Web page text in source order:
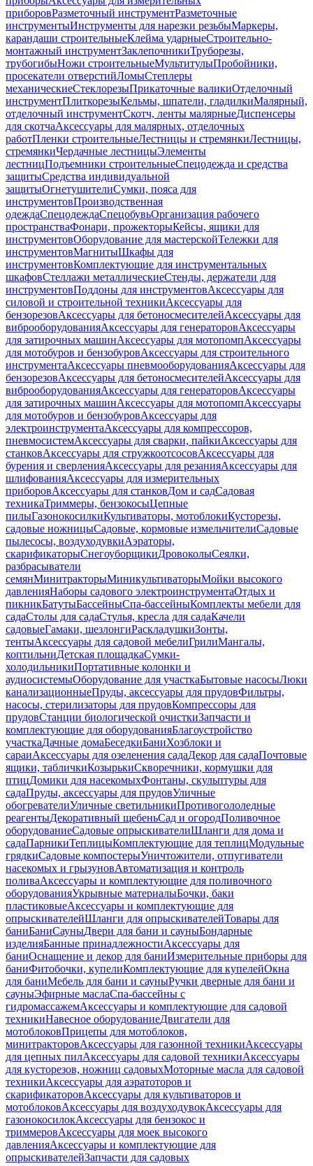
приборовРазметочный инструментРазметочные
инструментыИнструменты для нарезки резьбыМаркеры,
карандаши строительныеКлейма ударныеСтроительно-
монтажный инструментЗаклепочникиТруборезы,
трубогибыНожи строительныеМультитулыПробойники,
просекатели отверстийЛомыСтеплеры
механическиеСтеклорезыПрикаточные валикиОтделочный
инструментПлиткорезыКельмы, шпатели, гладилкиМалярный,
отделочный инструментСкотч, ленты малярныеДиспенсеры
для скотчаАксессуары для малярных, отделочных
работПленки строительныеЛестницы и стремянкиЛестницы,
стремянкиЧердачные лестницыЭлементы
лестницПодъемники строительныеСпецодежда и средства
защитыСредства индивидуальной
защитыОгнетушителиСумки, пояса для
инструментовПроизводственная
одеждаСпецодеждаСпецобувьОрганизация рабочего
пространстваФонари, прожекторыКейсы, ящики для
инструментовОборудование для мастерскойТележки для
инструментовМагнитыШкафы для
инструментовКомплектующие для инструментальных
шкафовСтеллажи металлическиеСтенды, держатели для
инструментовПоддоны для инструментовАксессуары для
силовой и строительной техникиАксессуары для
бензорезовАксессуары для бетоносмесителейАксессуары для
виброоборудованияАксессуары для генераторовАксессуары
для затирочных машинАксессуары для мотопомпАксессуары
для мотобуров и бензобуровАксессуары для строительного
инструментаАксессуары пневмооборудованияАксессуары для
бензорезовАксессуары для бетоносмесителейАксессуары для
виброоборудованияАксессуары для генераторовАксессуары
для затирочных машинАксессуары для мотопомпАксессуары
для мотобуров и бензобуровАксессуары для
электроинструментаАксессуары для компрессоров,
пневмосистемАксессуары для сварки, пайкиАксессуары для
станковАксессуары для стружкоотсосовАксессуары для
бурения и сверленияАксессуары для резанияАксессуары для
шлифованияАксессуары для измерительных
приборовАксессуары для станковДом и садСадовая
техникаТриммеры, бензокосыЦепные
пилыГазонокосилкиКультиваторы, мотоблокиКусторезы,
садовые ножницыСадовые, кормовые измельчителиСадовые
пылесосы, воздуходувкиАэраторы,
скарификаторыСнегоуборщикиДровоколыСеялки,
разбрасыватели
семянМинитракторыМиникультиваторыМойки высокого
давленияНаборы садового электроинструментаОтдых и
пикникБатутыБассейныСпа-бассейныКомплекты мебели для
садаСтолы для садаСтулья, кресла для садаКачели
садовыеГамаки, шезлонгиРаскладушкиЗонты,
тентыАксессуары для садовой мебелиГрилиМангалы,
коптильниДетская площадкаСумки-
холодильникиПортативные колонки и
аудиосистемыОборудование для участкаБытовые насосыЛюки
канализационныеПруды, аксессуары для прудовФильтры,
насосы, стерилизаторы для прудовКомпрессоры для
прудовСтанции биологической очисткиЗапчасти и
комплектующие для оборудованияБлагоустройство
участкаДачные домаБеседкиБаниХозблоки и
сараиАксессуары для озеленения садаДекор для садаПочтовые
ящики, табличкиКозырькиСкворечники, кормушки для
птицДомики для насекомыхФонтаны, скульптуры для
садаПруды, аксессуары для прудовУличные
обогревателиУличные светильникиПротивогололедные
реагентыДекоративный щебеньСад и огородПоливочное
оборудованиеСадовые опрыскивателиШланги для дома и
садаПарникиТеплицыКомплектующие для теплицМодульные
грядкиСадовые компостерыУничтожители, отпугиватели
насекомых и грызуновАвтоматизация и контроль
поливаАксессуары и комплектующие для поливочного
оборудованияУкрывные материалыБочки, баки
пластиковыеАксессуары и комплектующие для
опрыскивателейШланги для опрыскивателейТовары для
баниБаниСауныДвери для бани и сауныБондарные
изделияБанные принадлежностиАксессуары для
баниОснащение и декор для баниИзмерительные приборы для
баниФитобочки, купелиКомплектующие для купелейОкна
для баниМебель для бани и сауныРучки дверные для бани и
сауныЭфирные маслаСпа-бассейны с
гидромассажемАксессуары и комплектующие для садовой
техникиНавесное оборудованиеДвигатели для
мотоблоковПрицепы для мотоблоков,
минитракторовАксессуары для газонной техникиАксессуары
для цепных пилАксессуары для садовой техникиАксессуары
для кусторезов, ножниц садовыхМоторные масла для садовой
техникиАксессуары для аэратоторов и
скарификаторовАксессуары для культиваторов и
мотоблоковАксессуары для воздуходувокАксессуары для
газонокосилокАксессуары для бензокос и
триммеровАксессуары для моек высокого
давленияАксессуары и комплектующие для
опрыскивателейЗапчасти для садовых